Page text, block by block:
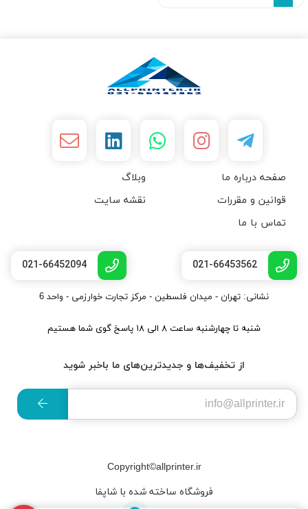
صفحه درباره ما
وبلاگ
قوانین و مقررات
نقشه سایت
تماس با ما
021-66453562
021-66452094
نشانی: تهران - میدان فلسطین - مرکز تجارت خوارزمی - واحد 6
شنبه تا چهارشنبه ساعت ۸ الی ۱۸ پاسخ گوی شما هستیم
از تخفیف‌ها و جدیدترین‌های ما باخبر شوید
Copyright©allprinter.ir
فروشگاه ساخته شده با شاپفا